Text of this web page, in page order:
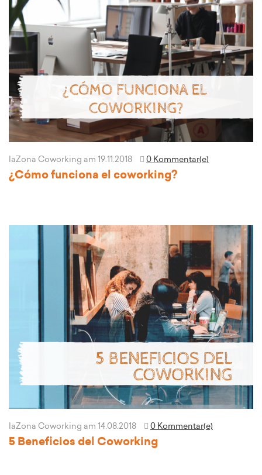
laZona Coworking am 19.11.2018 0 Kommentar(e)
¿Cómo funciona el coworking?
laZona Coworking am 14.08.2018 0 Kommentar(e)
5 Beneficios del Coworking